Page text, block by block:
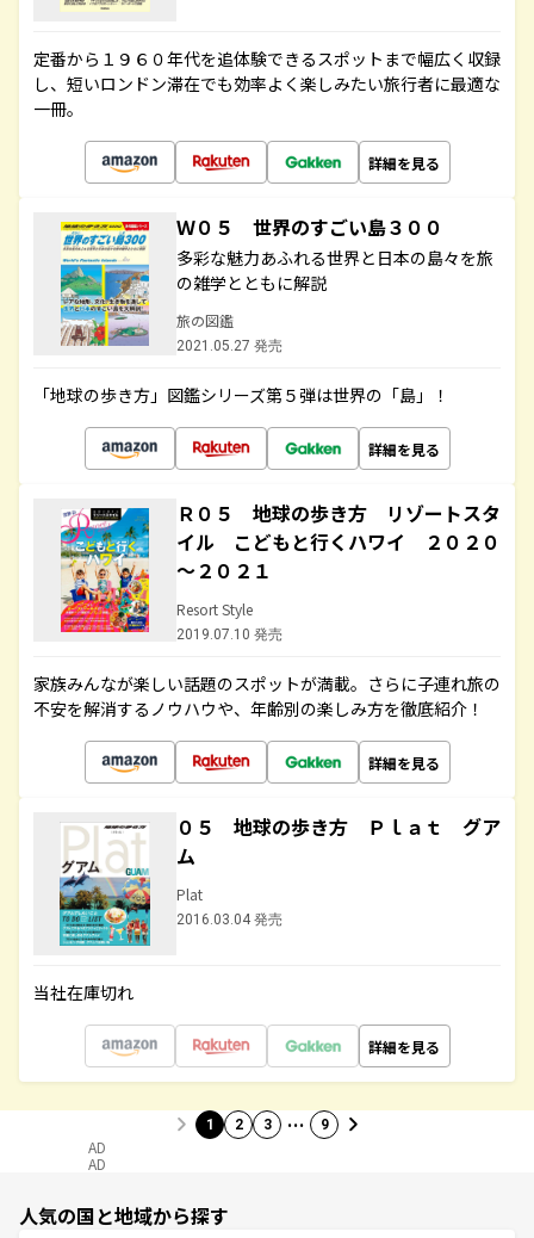
定番から１９６０年代を追体験できるスポットまで幅広く収録
し、短いロンドン滞在でも効率よく楽しみたい旅行者に最適な
一冊。
詳細を見る
Ｗ０５ 世界のすごい島３００
多彩な魅力あふれる世界と日本の島々を旅
の雑学とともに解説
旅の図鑑
2021.05.27 発売
「地球の歩き方」図鑑シリーズ第５弾は世界の「島」！
詳細を見る
Ｒ０５ 地球の歩き方 リゾートスタ
イル こどもと行くハワイ ２０２０
～２０２１
Resort Style
2019.07.10 発売
家族みんなが楽しい話題のスポットが満載。さらに子連れ旅の
不安を解消するノウハウや、年齢別の楽しみ方を徹底紹介！
詳細を見る
０５ 地球の歩き方 Ｐｌａｔ グア
ム
Plat
2016.03.04 発売
当社在庫切れ
詳細を見る
1 2 3 … 9
AD
AD
人気の国と地域から探す